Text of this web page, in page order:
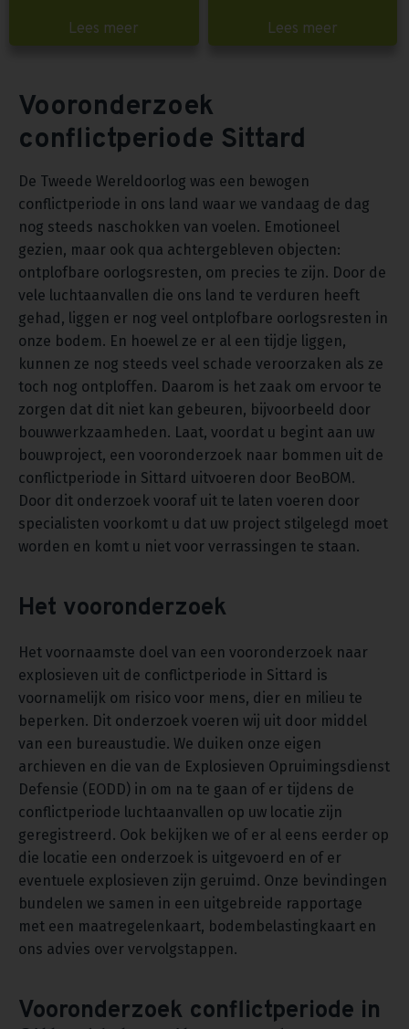
Lees meer Lees meer
Vooronderzoek
conflictperiode Sittard
De Tweede Wereldoorlog was een bewogen
conflictperiode in ons land waar we vandaag de dag
nog steeds naschokken van voelen. Emotioneel
gezien, maar ook qua achtergebleven objecten:
ontplofbare oorlogsresten, om precies te zijn. Door de
vele luchtaanvallen die ons land te verduren heeft
gehad, liggen er nog veel ontplofbare oorlogsresten in
onze bodem. En hoewel ze er al een tijdje liggen,
kunnen ze nog steeds veel schade veroorzaken als ze
toch nog ontploffen. Daarom is het zaak om ervoor te
zorgen dat dit niet kan gebeuren, bijvoorbeeld door
bouwwerkzaamheden. Laat, voordat u begint aan uw
bouwproject, een vooronderzoek naar bommen uit de
conflictperiode in Sittard uitvoeren door BeoBOM.
Door dit onderzoek vooraf uit te laten voeren door
specialisten voorkomt u dat uw project stilgelegd moet
worden en komt u niet voor verrassingen te staan.
Het vooronderzoek
Het voornaamste doel van een vooronderzoek naar
explosieven uit de conflictperiode in Sittard is
voornamelijk om risico voor mens, dier en milieu te
beperken. Dit onderzoek voeren wij uit door middel
van een bureaustudie. We duiken onze eigen
archieven en die van de Explosieven Opruimingsdienst
Defensie (EODD) in om na te gaan of er tijdens de
conflictperiode luchtaanvallen op uw locatie zijn
geregistreerd. Ook bekijken we of er al eens eerder op
die locatie een onderzoek is uitgevoerd en of er
eventuele explosieven zijn geruimd. Onze bevindingen
bundelen we samen in een uitgebreide rapportage
met een maatregelenkaart, bodembelastingkaart en
ons advies over vervolgstappen.
Vooronderzoek conflictperiode in